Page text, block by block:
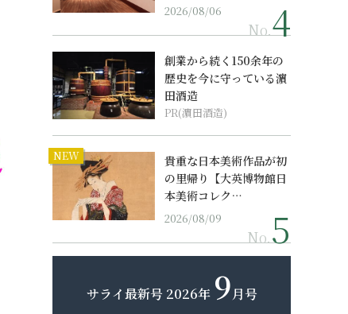
2026/08/06
No.
創業から続く150余年の
歴史を今に守っている濵
田酒造
PR(濵田酒造)
NEW
貴重な日本美術作品が初
の里帰り【大英博物館日
本美術コレク…
2026/08/09
No.
サライ最新号 2026年 9月号